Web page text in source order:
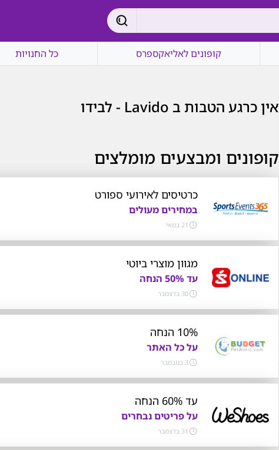
קופונים לאליאקספרס כל החנויות
אין כרגע הטבות ב Lavido - לבידו
קופונים ומבצעים מומלצים
כרטיסים לאירועי ספורט
במחירים מעולים
21 במאי
מגוון מוצרי ביוטי
עד 50% הנחה
30 בדצמבר
10% הנחה
על כל האתר
3 בנובמבר
עד 60% הנחה
על פריטים נבחרים
31 בדצמבר